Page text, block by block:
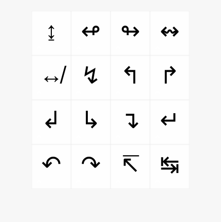
↨ ↫ ↬
↭
↮
↯ ↰
↱
↲
↳ ↴
↵
↶
↷ ↸ ↹